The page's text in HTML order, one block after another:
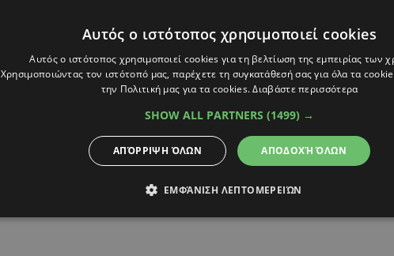
Alpha Podcasts
Αυτός ο ιστότοπος χρησιμοποιεί cookies
Αυτός ο ιστότοπος χρησιμοποιεί cookies για τη βελτίωση της εμπειρίας των
Χρησιμοποιώντας τον ιστότοπό μας, παρέχετε τη συγκατάθεσή σας για όλα τα
την Πολιτική μας για τα cookies.Διαβάστε περισσότερα
SHOW ALL PARTNERS (1499) →
ΑΠΟΔΟΧΉ ΌΛΩΝ
ΑΠΌΡΡΙΨΗ ΌΛΩΝ
ΕΜΦΆΝΙΣΗ ΛΕΠΤΟΜΕΡΕΙΏΝ